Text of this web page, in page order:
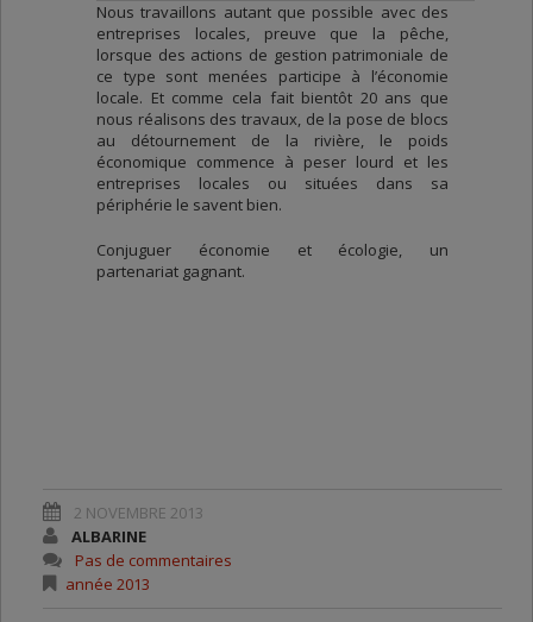
Nous travaillons autant que possible avec des
entreprises locales, preuve que la pêche,
lorsque des actions de gestion patrimoniale de
ce type sont menées participe à l’économie
locale. Et comme cela fait bientôt 20 ans que
nous réalisons des travaux, de la pose de blocs
au détournement de la rivière, le poids
économique commence à peser lourd et les
entreprises locales ou situées dans sa
périphérie le savent bien.
Conjuguer économie et écologie, un
partenariat gagnant.
2 NOVEMBRE 2013
ALBARINE
Pas de commentaires
année 2013